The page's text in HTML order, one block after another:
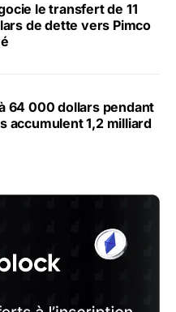
le transfert de 11
de dette vers Pimco
64 000 dollars pendant
accumulent 1,2 milliard